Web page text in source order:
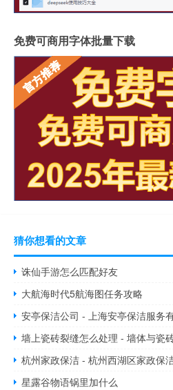
免费可商用字体批量下载
猜你想看的文章
诛仙手游怎么匹配好友
大航海时代5航海图任务攻略
安亭保洁公司 - 上海安亭保洁服务
墙上瓷砖裂缝怎么处理 - 墙体与瓷
杭州家政保洁 - 杭州西湖区家政保
星露谷物语锅里加什么